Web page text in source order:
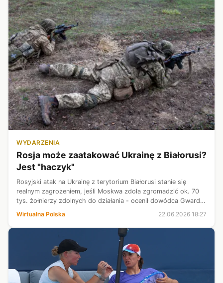
WYDARZENIA
Rosja może zaatakować Ukrainę z Białorusi?
Jest "haczyk"
Rosyjski atak na Ukrainę z terytorium Białorusi stanie się
realnym zagrożeniem, jeśli Moskwa zdoła zgromadzić ok. 70
tys. żołnierzy zdolnych do działania - ocenił dowódca Gwardii
Narodowej Ukrainy gen. mjr Ołeksandr Piwnenko. Dodał, że
Wirtualna Polska 22.06.2026 18:27